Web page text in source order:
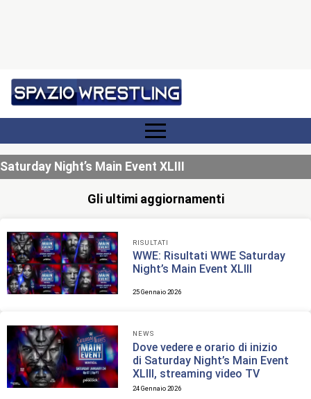
Saturday Night’s Main Event XLIII
Gli ultimi aggiornamenti
RISULTATI
WWE: Risultati WWE Saturday
Night’s Main Event XLIII
25 Gennaio 2026
NEWS
Dove vedere e orario di inizio
di Saturday Night’s Main Event
XLIII, streaming video TV
24 Gennaio 2026